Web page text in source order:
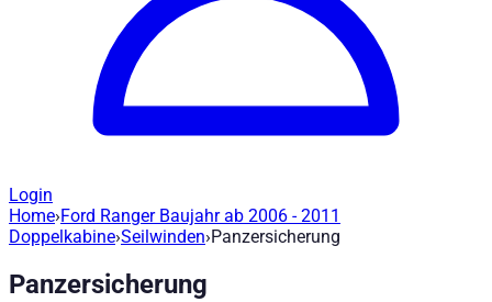
Login
Panzersicherung - 500080— Road
Artikel-Nr:500080|Marke
Home›Ford Ranger Baujahr ab 2006 - 2011
Doppelkabine›Seilwinden›Panzersicherung
Panzersicherung